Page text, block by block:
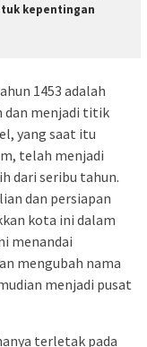
kepentingan
1453 adalah
dan menjadi titik
yang saat itu
telah menjadi
dari seribu tahun.
dan persiapan
kota ini dalam
menandai
mengubah nama
menjadi pusat
terletak pada